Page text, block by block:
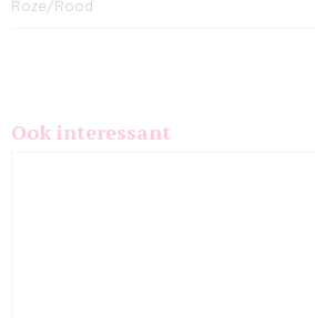
Roze/Rood
Ook interessant